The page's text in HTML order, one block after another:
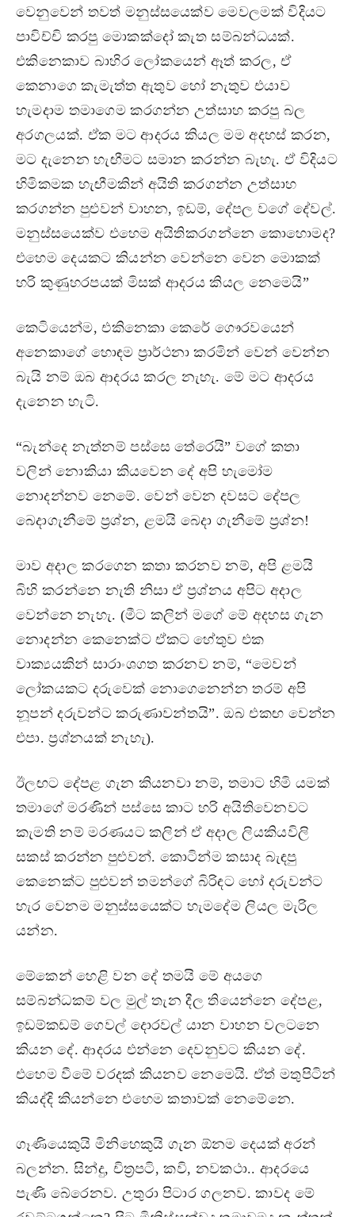
වෙනුවෙන් තවත් මනුස්සයෙක්ව මෙවලමක් විදියට
පාවිච්චි කරපු මොකක්දෝ කැත සම්බන්ධයක්.
එකිනෙකාව බාහිර ලෝකයෙන් ඈත් කරල, ඒ
කෙනාගෙ කැමැත්ත ඇතුව හෝ නැතුව එයාව
හැමදාම තමාගෙම කරගන්න උත්සාහ කරපු බල
අරගලයක්. ඒක මට ආදරය කියල මම අදහස් කරන,
මට දැනෙන හැඟීමට සමාන කරන්න බැහැ. ඒ විදියට
හිමිකමක හැඟීමකින් අයිති කරගන්න උත්සාහ
කරගන්න පුළුවන් වාහන, ඉඩම්, දේපල වගේ දේවල්.
මනුස්සයෙක්ව එහෙම අයිතිකරගන්නෙ කොහොමද?
එහෙම දෙයකට කියන්න වෙන්නෙ වෙන මොකක්
හරි කුණුහරපයක් මිසක් ආදරය කියල නෙමෙයි”
කෙටියෙන්ම, එකිනෙකා කෙරේ ගෞරවයෙන්
අනෙකාගේ හොඳම ප්‍රාර්ථනා කරමින් වෙන් වෙන්න
බැයි නම් ඔබ ආදරය කරල නැහැ. මේ මට ආදරය
දැනෙන හැටි.
“බැන්දෙ නැත්නම් පස්සෙ තේරෙයි” වගේ කතා
වලින් නොකියා කියවෙන දේ අපි හැමෝම
නොදන්නව නෙමේ. වෙන් වෙන දවසට දේපල
බෙදාගැනීමේ ප්‍රශ්න, ළමයි බෙදා ගැනීමේ ප්‍රශ්න!
මාව අදාල කරගෙන කතා කරනව නම්, අපි ළමයි
බිහි කරන්නෙ නැති නිසා ඒ ප්‍රශ්නය අපිට අදාල
වෙන්නෙ නැහැ. (මීට කලින් මගේ මේ අදහස ගැන
නොදන්න කෙනෙක්ට ඒකට හේතුව එක
වාක්‍යයකින් සාරාංශගත කරනව නම්, “මෙවන්
ලෝකයකට දරුවෙක් නොගෙනෙන්න තරම් අපි
නූපන් දරුවන්ට කරුණාවන්තයි”. ඔබ එකඟ වෙන්න
එපා. ප්‍රශ්නයක් නැහැ).
ඊලඟට දේපළ ගැන කියනවා නම්, තමාට හිමි යමක්
තමාගේ මරණින් පස්සෙ කාට හරි අයිතිවෙනවට
කැමති නම් මරණයට කලින් ඒ අදාල ලියකියවිලි
සකස් කරන්න පුළුවන්. කොටින්ම කසාද බැඳපු
කෙනෙක්ට පුළුවන් තමන්ගේ බිරිඳට හෝ දරුවන්‍ට
හැර වෙනම මනුස්සයෙක්‍ට හැමදේම ලියල මැරිල
යන්න.
මේකෙන් හෙළි වන දේ තමයි මේ අයගෙ
සම්බන්ධකම් වල මුල් තැන දීල තියෙන්නෙ දේපළ,
ඉඩම්කඩම් ගෙවල් දොරවල් යාන වාහන වලටනෙ
කියන දේ. ආදරය එන්නෙ දෙවනුවට කියන දේ.
එහෙම වීමේ වරදක් කියනව නෙමෙයි. ඒත් මතුපිටින්
කියද්දි කියන්නෙ එහෙම කතාවක් නෙමේනෙ.
ගෑණියෙකුයි මිනිහෙකුයි ගැන ඕනම දෙයක් අරන්
බලන්න. සින්දු, චිත්‍රපටි, කවි, නවකථා.. ආදරයෙ
පැණි බේරෙනව. උතුරා පිටාර ගලනව. කාවද මේ